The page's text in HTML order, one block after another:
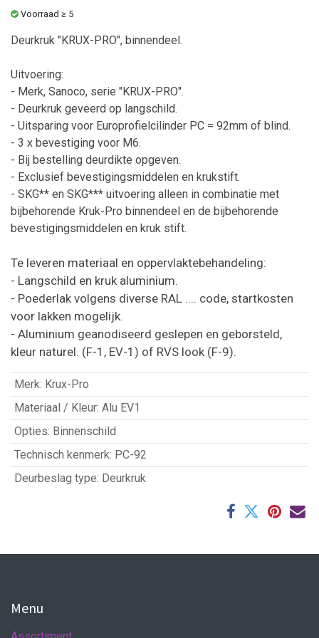
Voorraad ≥ 5
Deurkruk "KRUX-PRO", binnendeel.
Uitvoering:
- Merk, Sanoco, serie "KRUX-PRO".
- Deurkruk geveerd op langschild.
- Uitsparing voor Europrofielcilinder PC = 92mm of blind.
- 3 x bevestiging voor M6.
- Bij bestelling deurdikte opgeven.
- Exclusief bevestigingsmiddelen en krukstift.
- SKG** en SKG*** uitvoering alleen in combinatie met
bijbehorende Kruk-Pro binnendeel en de bijbehorende
bevestigingsmiddelen en kruk stift.
Te leveren materiaal en oppervlaktebehandeling:
- Langschild en kruk aluminium.
- Poederlak volgens diverse RAL .... code, startkosten
voor lakken mogelijk.
- Aluminium geanodiseerd geslepen en geborsteld,
kleur naturel. (F-1, EV-1) of RVS look (F-9).
Merk: Krux-Pro
Materiaal / Kleur: Alu EV1
Opties: Binnenschild
Technisch kenmerk: PC-92
Deurbeslag type: Deurkruk
Menu